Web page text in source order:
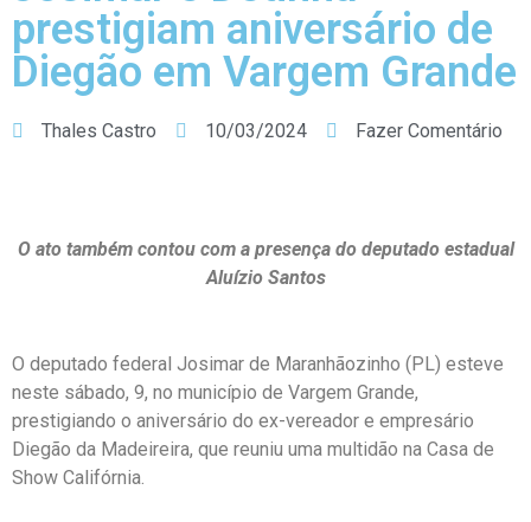
prestigiam aniversário de
Diegão em Vargem Grande
Thales Castro 10/03/2024 Fazer Comentário
O ato também contou com a presença do deputado estadual
Aluízio Santos
O deputado federal Josimar de Maranhãozinho (PL) esteve
neste sábado, 9, no município de Vargem Grande,
prestigiando o aniversário do ex-vereador e empresário
Diegão da Madeireira, que reuniu uma multidão na Casa de
Show Califórnia.